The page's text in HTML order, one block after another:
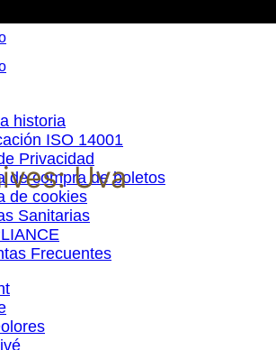
historia
ISO 14001
Privacidad
de compra de boletos
de cookies
Sanitarias
Frecuentes
Uva